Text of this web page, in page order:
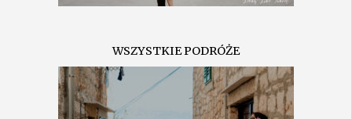
WSZYSTKIE PODRÓŻE